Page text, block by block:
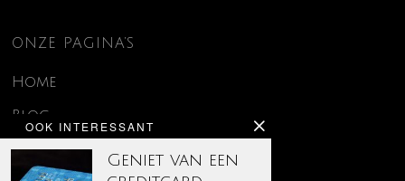
OOK INTERESSANT
Geniet van een
ONZE PAGINA’S
Home
Blog
Contact